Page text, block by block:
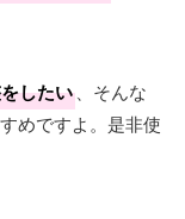
したい 、そんな
めですよ。是非使